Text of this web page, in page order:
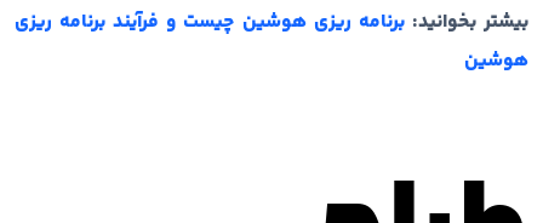
بیشتر بخوانید:برنامه ریزی هوشین چیست و فرآیند برنامه ریزی
هوشین